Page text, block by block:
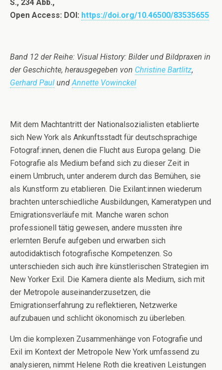
S., 234 Abb.,
Open Access: DOI: https://doi.org/10.46500/83535655
Band 12 der Reihe: Visual History: Bilder und Bildpraxen in
der Geschichte, herausgegeben von Christine Bartlitz,
Gerhard Paul und Annette Vowinckel
Mit dem Machtantritt der Nationalsozialisten etablierte
sich New York als Ankunftsstadt für deutschsprachige
Fotograf:innen, denen die Flucht aus Europa gelang. Die
Fotografie als Medium befand sich zu dieser Zeit in
einem Umbruch, unter anderem durch das Bemühen, sie
als Kunstform zu etablieren. Die Exilant:innen wiederum
brachten unterschiedliche Ausbildungen, Kameratypen und
Emigrationsverläufe mit. Manche waren schon
professionell tätig gewesen, andere mussten ihre
erlernten Berufe aufgeben und erwarben sich
autodidaktisch fotografische Kompetenzen. So
unterschieden sich auch ihre künstlerischen Strategien im
New Yorker Exil. Die Kamera diente als Medium, sich mit
der Metropole auseinanderzusetzen, die
Emigrationserfahrung zu reflektieren, Netzwerke
aufzubauen und schlicht ökonomisch zu überleben.
Um die komplexen Zusammenhänge von Fotografie und
Exil im Kontext der Metropole New York umfassend zu
analysieren, nimmt Helene Roth die kreativen Leistungen